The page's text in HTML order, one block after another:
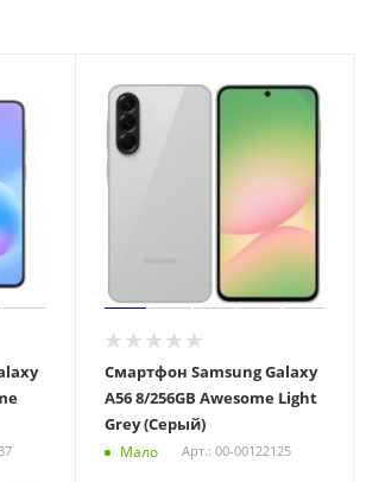
Смартфон Samsung Galaxy
A56 8/256GB Awesome Light
Grey (Серый)
Мало Арт.: 00-00122125